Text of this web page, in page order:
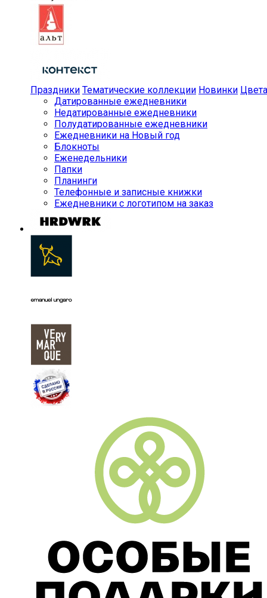
Праздники Тематические коллекции Новинки Цвета
Датированные ежедневники
Недатированные ежедневники
Полудатированные ежедневники
Ежедневники на Новый год
Блокноты
Еженедельники
Папки
Планинги
Телефонные и записные книжки
Ежедневники с логотипом на заказ